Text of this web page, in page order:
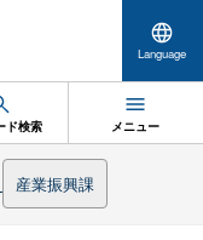
Language
ド検索 メニュー
産業振興課